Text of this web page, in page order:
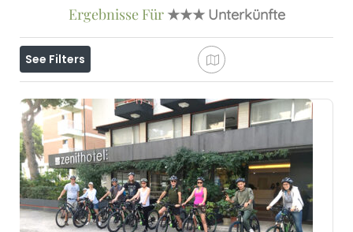
Ergebnisse Für ★★★ Unterkünfte
See Filters